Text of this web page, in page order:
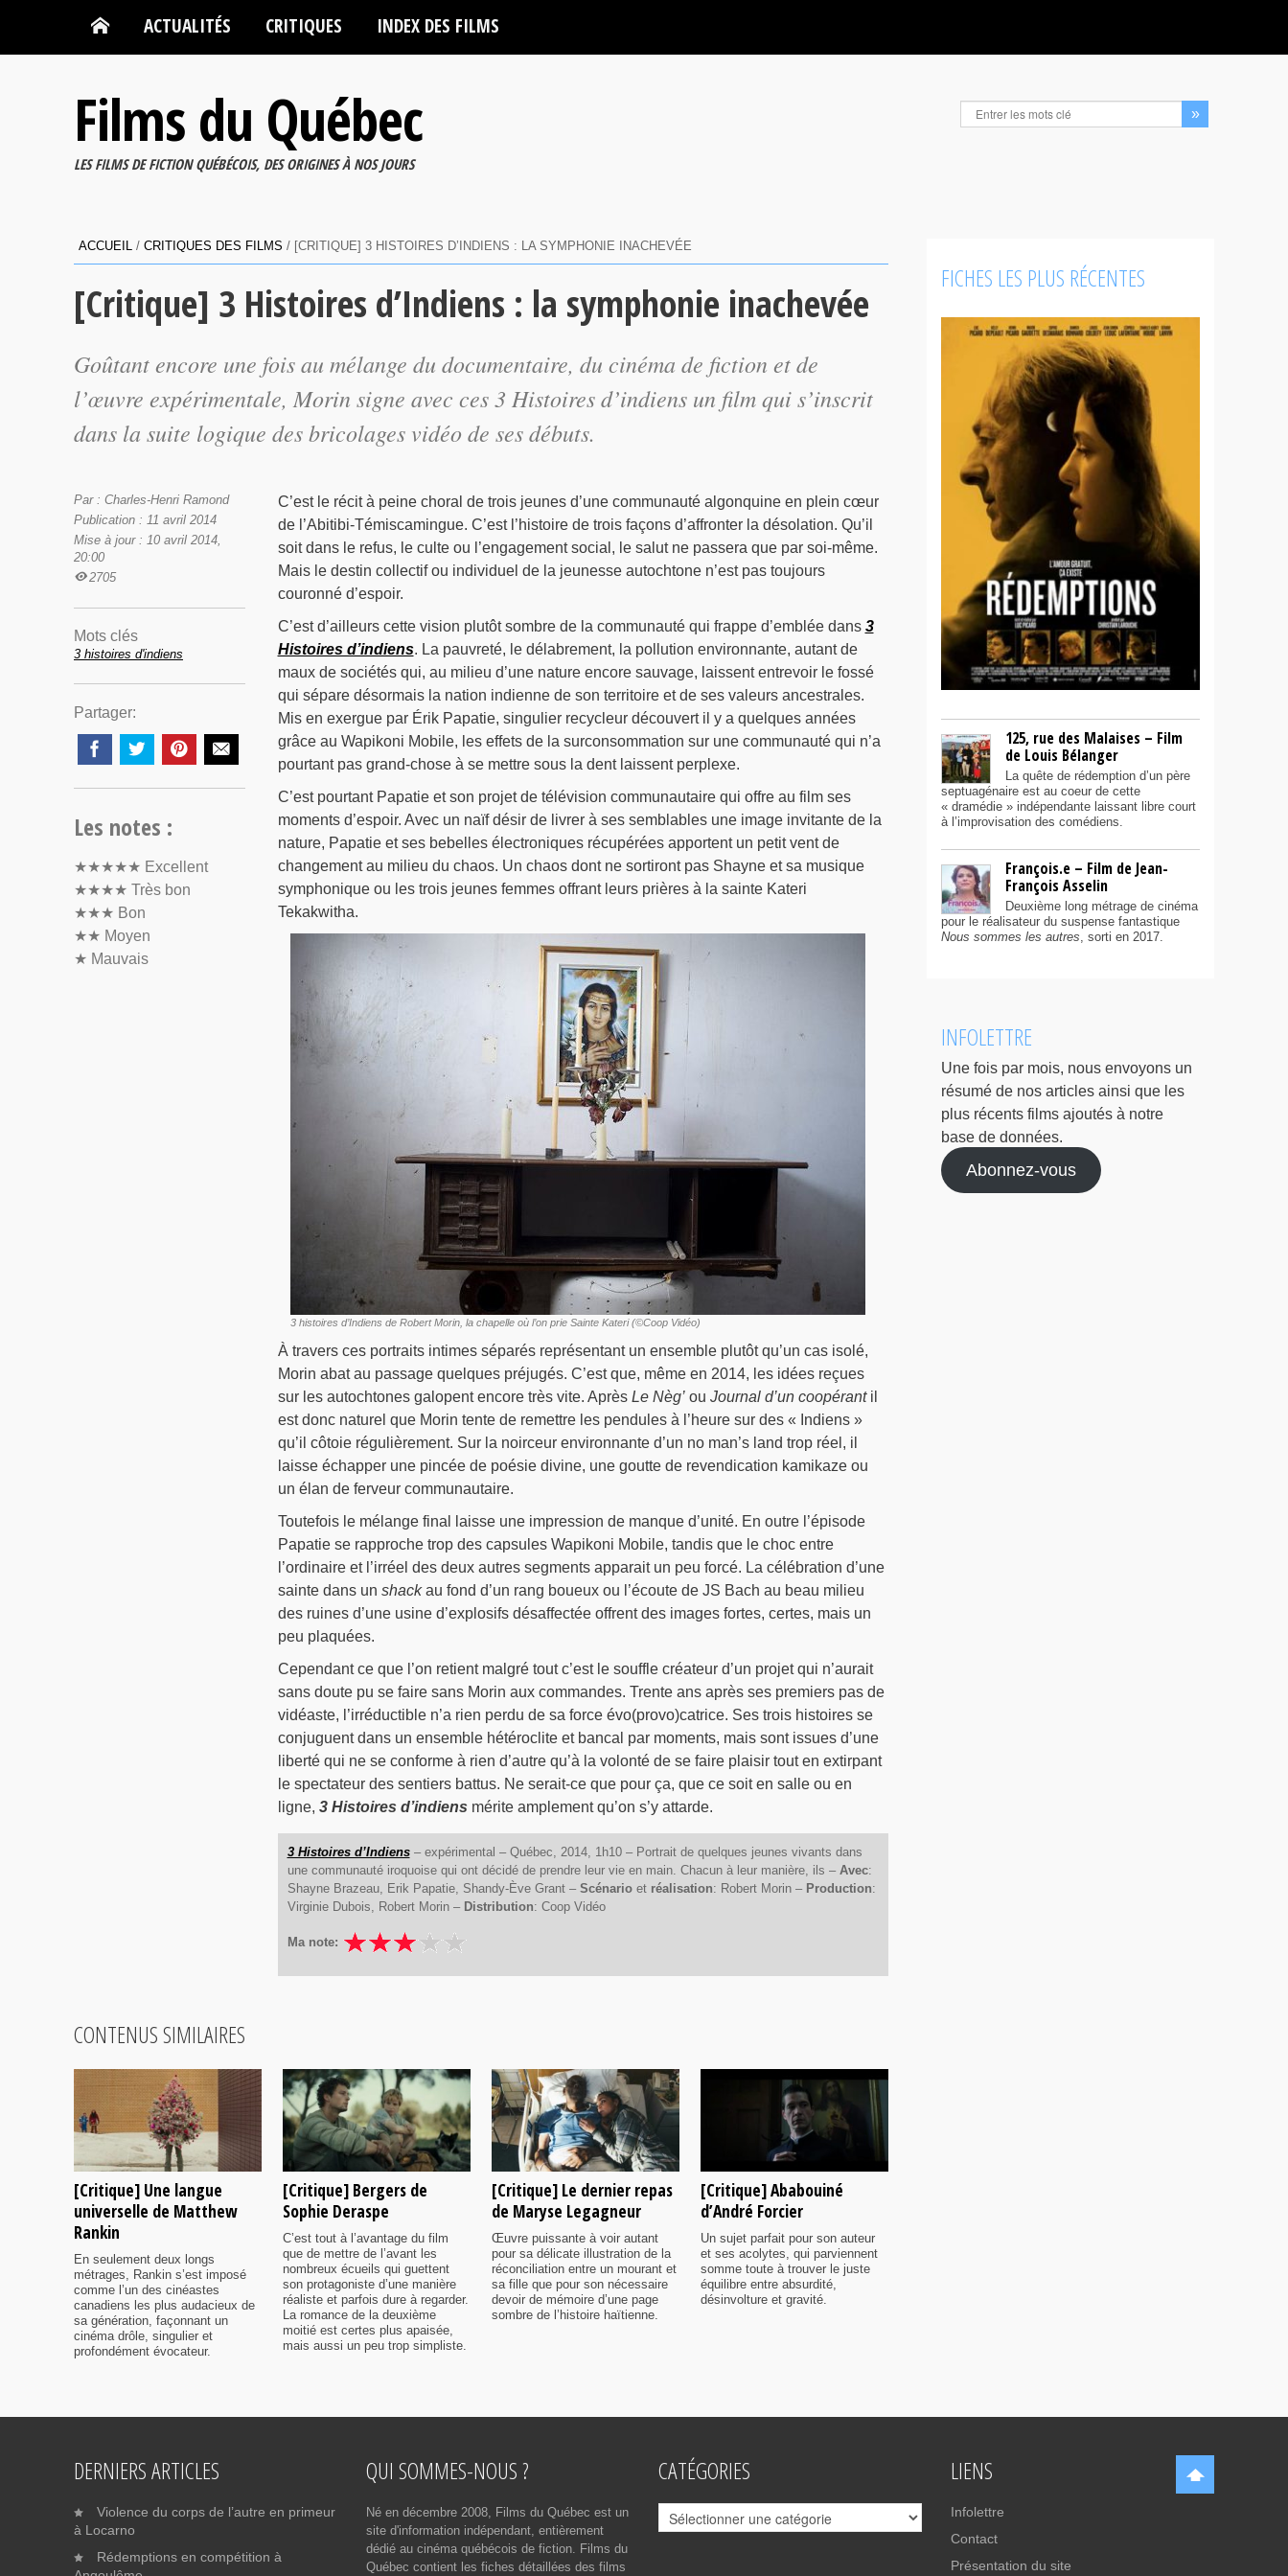
ACTUALITÉS CRITIQUES INDEX DES FILMS
Films du Québec
LES FILMS DE FICTION QUÉBÉCOIS, DES ORIGINES À NOS JOURS
ACCUEIL / CRITIQUES DES FILMS / [CRITIQUE] 3 HISTOIRES D’INDIENS : LA SYMPHONIE INACHEVÉE
[Critique] 3 Histoires d’Indiens : la symphonie inachevée
Goûtant encore une fois au mélange du documentaire, du cinéma de fiction et de
l’œuvre expérimentale, Morin signe avec ces3 Histoires d’indiens un film qui s’inscrit
dans la suite logique des bricolages vidéo de ses débuts.
C’est le récit à peine choral de trois jeunes d’une communauté algonquine en plein cœur
de l’Abitibi-Témiscamingue. C’est l’histoire de trois façons d’affronter la désolation. Qu’il
soit dans le refus, le culte ou l’engagement social, le salut ne passera que par soi-même.
Mais le destin collectif ou individuel de la jeunesse autochtone n’est pas toujours
couronné d’espoir.
C’est d’ailleurs cette vision plutôt sombre de la communauté qui frappe d’emblée dans 3
Histoires d’indiens. La pauvreté, le délabrement, la pollution environnante, autant de
maux de sociétés qui, au milieu d’une nature encore sauvage, laissent entrevoir le fossé
qui sépare désormais la nation indienne de son territoire et de ses valeurs ancestrales.
Mis en exergue par Érik Papatie, singulier recycleur découvert il y a quelques années
grâce au Wapikoni Mobile, les effets de la surconsommation sur une communauté qui n’a
pourtant pas grand-chose à se mettre sous la dent laissent perplexe.
C’est pourtant Papatie et son projet de télévision communautaire qui offre au film ses
moments d’espoir. Avec un naïf désir de livrer à ses semblables une image invitante de la
nature, Papatie et ses bebelles électroniques récupérées apportent un petit vent de
changement au milieu du chaos. Un chaos dont ne sortiront pas Shayne et sa musique
symphonique ou les trois jeunes femmes offrant leurs prières à la sainte Kateri
Tekakwitha.
3 histoires d’Indiens de Robert Morin, la chapelle où l’on prie Sainte Kateri (©Coop Vidéo)
À travers ces portraits intimes séparés représentant un ensemble plutôt qu’un cas isolé,
Morin abat au passage quelques préjugés. C’est que, même en 2014, les idées reçues
sur les autochtones galopent encore très vite. Après Le Nèg’ou Journal d’un coopérantil
est donc naturel que Morin tente de remettre les pendules à l’heure sur des « Indiens »
qu’il côtoie régulièrement. Sur la noirceur environnante d’un no man’s land trop réel, il
laisse échapper une pincée de poésie divine, une goutte de revendication kamikaze ou
un élan de ferveur communautaire.
Toutefois le mélange final laisse une impression de manque d’unité. En outre l’épisode
Papatie se rapproche trop des capsules Wapikoni Mobile, tandis que le choc entre
l’ordinaire et l’irréel des deux autres segments apparait un peu forcé. La célébration d’une
sainte dans un shackau fond d’un rang boueux ou l’écoute de JS Bach au beau milieu
des ruines d’une usine d’explosifs désaffectée offrent des images fortes, certes, mais un
peu plaquées.
Cependant ce que l’on retient malgré tout c’est le souffle créateur d’un projet qui n’aurait
sans doute pu se faire sans Morin aux commandes. Trente ans après ses premiers pas de
vidéaste, l’irréductible n’a rien perdu de sa force évo(provo)catrice. Ses trois histoires se
conjuguent dans un ensemble hétéroclite et bancal par moments, mais sont issues d’une
liberté qui ne se conforme à rien d’autre qu’à la volonté de se faire plaisir tout en extirpant
le spectateur des sentiers battus. Ne serait-ce que pour ça, que ce soit en salle ou en
ligne, 3 Histoires d’indiens mérite amplement qu’on s’y attarde.
3 Histoires d’Indiens– expérimental – Québec, 2014, 1h10 – Portrait de quelques jeunes vivants dans
une communauté iroquoise qui ont décidé de prendre leur vie en main. Chacun à leur manière, ils – Avec:
Shayne Brazeau, Erik Papatie, Shandy-Ève Grant – Scénarioet réalisation: Robert Morin – Production:
Virginie Dubois, Robert Morin – Distribution: Coop Vidéo
Ma note:
Par : Charles-Henri Ramond
Publication : 11 avril 2014
Mise à jour : 10 avril 2014,
20:00
2705
Mots clés
3 histoires d'indiens
Partager:
Les notes :
★★★★★ Excellent
★★★★ Très bon
★★★ Bon
★★ Moyen
★ Mauvais
CONTENUS SIMILAIRES
[Critique] Une langue
universelle de Matthew
Rankin
En seulement deux longs
métrages, Rankin s’est imposé
comme l’un des cinéastes
canadiens les plus audacieux de
sa génération, façonnant un
cinéma drôle, singulier et
profondément évocateur.
[Critique] Bergers de
Sophie Deraspe
C’est tout à l’avantage du film
que de mettre de l’avant les
nombreux écueils qui guettent
son protagoniste d’une manière
réaliste et parfois dure à regarder.
La romance de la deuxième
moitié est certes plus apaisée,
mais aussi un peu trop simpliste.
[Critique] Le dernier repas
de Maryse Legagneur
Œuvre puissante à voir autant
pour sa délicate illustration de la
réconciliation entre un mourant et
sa fille que pour son nécessaire
devoir de mémoire d’une page
sombre de l’histoire haïtienne.
[Critique] Ababouiné
d’André Forcier
Un sujet parfait pour son auteur
et ses acolytes, qui parviennent
somme toute à trouver le juste
équilibre entre absurdité,
désinvolture et gravité.
FICHES LES PLUS RÉCENTES
125, rue des Malaises – Film
de Louis Bélanger
La quête de rédemption d’un père
septuagénaire est au coeur de cette
« dramédie » indépendante laissant libre court
à l’improvisation des comédiens.
François.e – Film de Jean-
François Asselin
Deuxième long métrage de cinéma
pour le réalisateur du suspense fantastique
Nous sommes les autres, sorti en 2017.
INFOLETTRE
Une fois par mois, nous envoyons un
résumé de nos articles ainsi que les
plus récents films ajoutés à notre
base de données.
Abonnez-vous
DERNIERS ARTICLES
Violence du corps de l’autre en primeur
à Locarno
Rédemptions en compétition à
QUI SOMMES-NOUS ?
Né en décembre 2008, Films du Québec est un
site d'information indépendant, entièrement
dédié au cinéma québécois de fiction. Films du
Québec contient les fiches détaillées des films
CATÉGORIES
Catégories
LIENS
Infolettre
Contact
Présentation du site